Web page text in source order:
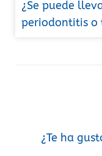
¿Se puede
periodontitis o
¿Te ha